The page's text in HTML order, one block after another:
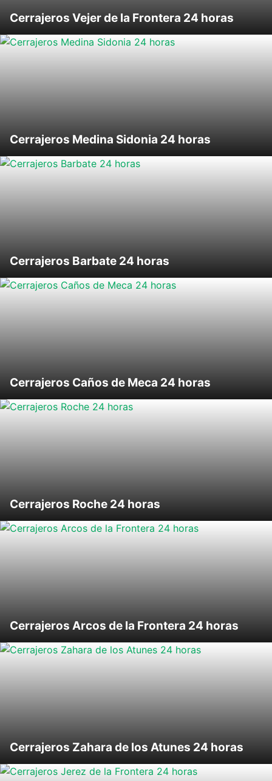
Cerrajeros Vejer de la Frontera 24 horas
Cerrajeros Medina Sidonia 24 horas
Cerrajeros Barbate 24 horas
Cerrajeros Caños de Meca 24 horas
Cerrajeros Roche 24 horas
Cerrajeros Arcos de la Frontera 24 horas
Cerrajeros Zahara de los Atunes 24 horas